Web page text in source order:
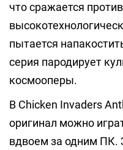
что сражается
пытается
серия пародирует
космооперы.
В Chicken Invaders
оригинал можно
вдвоем за одним ПК.